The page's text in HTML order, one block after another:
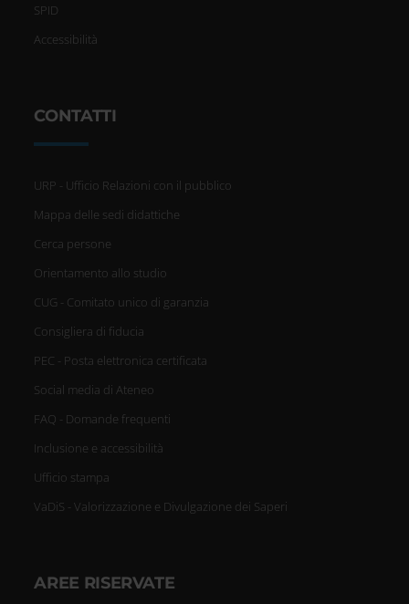
SPID
Accessibilità
CONTATTI
URP - Ufficio Relazioni con il pubblico
Mappa delle sedi didattiche
Cerca persone
Orientamento allo studio
CUG - Comitato unico di garanzia
Consigliera di fiducia
PEC - Posta elettronica certificata
Social media di Ateneo
FAQ - Domande frequenti
Inclusione e accessibilità
Ufficio stampa
VaDiS - Valorizzazione e Divulgazione dei Saperi
AREE RISERVATE